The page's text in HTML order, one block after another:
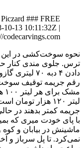
### FREE
10-13 10:11:32Z |
codecarvings.com
نحوه سوخت‌کشی در این
ترس. جلوی مندی کنار
دادن ۴ دبه
رقم جریمه توقیف
لیتر ۱۲۰ هزار
جریمه کمتر بدهند در
با پای خودت میری که
ماشینش در بیابان و